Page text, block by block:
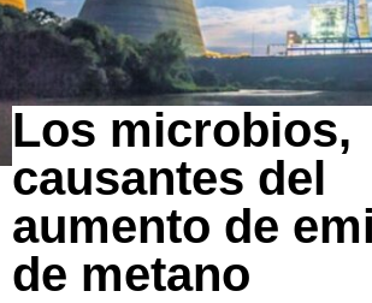
Los microbios,
causantes del
aumento de
de metano